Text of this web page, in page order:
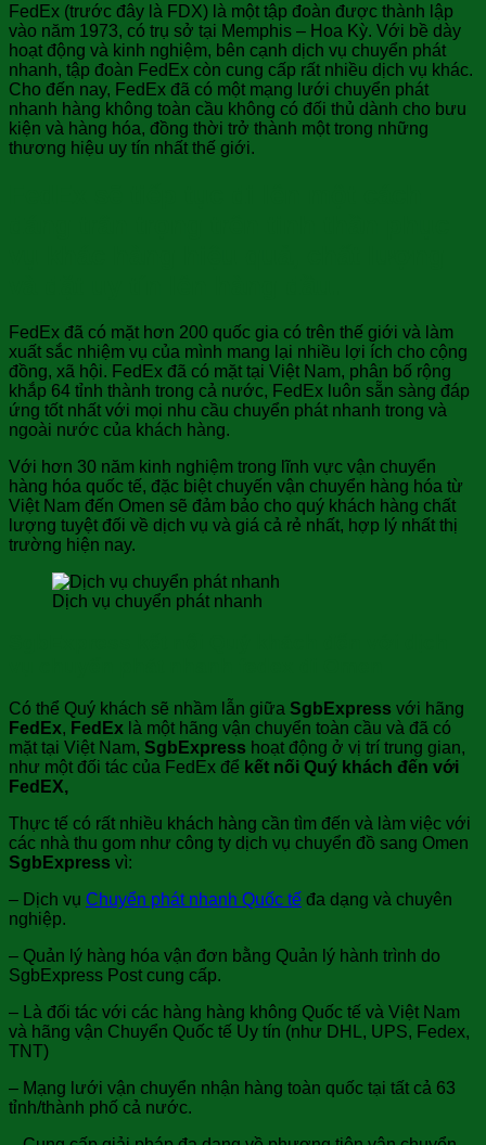
FedEx (trước đây là FDX) là một tập đoàn được thành lập
vào năm 1973, có trụ sở tại Memphis – Hoa Kỳ. Với bề dày
hoạt động và kinh nghiệm, bên cạnh dịch vụ chuyển phát
nhanh, tập đoàn FedEx còn cung cấp rất nhiều dịch vụ khác.
Cho đến nay, FedEx đã có một mạng lưới chuyển phát
nhanh hàng không toàn cầu không có đối thủ dành cho bưu
kiện và hàng hóa, đồng thời trở thành một trong những
thương hiệu uy tín nhất thế giới.
FedEx đã có mặt hơn 200 quốc gia có trên thế giới và làm
xuất sắc nhiệm vụ của mình mang lại nhiều lợi ích cho cộng
đồng, xã hội. FedEx đã có mặt tại Việt Nam, phân bố rộng
khắp 64 tỉnh thành trong cả nước, FedEx luôn sẵn sàng đáp
ứng tốt nhất với mọi nhu cầu chuyển phát nhanh trong và
ngoài nước của khách hàng.
Với hơn 30 năm kinh nghiệm trong lĩnh vực vận chuyển
hàng hóa quốc tế, đặc biệt chuyến vận chuyển hàng hóa từ
Việt Nam đến Omen sẽ đảm bảo cho quý khách hàng chất
lượng tuyệt đối về dịch vụ và giá cả rẻ nhất, hợp lý nhất thị
trường hiện nay.
Dịch vụ chuyển phát nhanh
Có thể Quý khách sẽ nhầm lẫn giữa SgbExpress với hãng
FedEx, FedEx là một hãng vận chuyển toàn cầu và đã có
mặt tại Việt Nam, SgbExpress hoạt động ở vị trí trung gian,
như một đối tác của FedEx để kết nối Quý khách đến với
FedEX,
Thực tế có rất nhiều khách hàng cần tìm đến và làm việc với
các nhà thu gom như công ty dịch vụ chuyển đồ sang Omen
SgbExpress vì:
– Dịch vụ Chuyển phát nhanh Quốc tế đa dạng và chuyên
nghiệp.
– Quản lý hàng hóa vận đơn bằng Quản lý hành trình do
SgbExpress Post cung cấp.
– Là đối tác với các hàng hàng không Quốc tế và Việt Nam
và hãng vận Chuyển Quốc tế Uy tín (như DHL, UPS, Fedex,
TNT)
– Mạng lưới vận chuyển nhận hàng toàn quốc tại tất cả 63
tỉnh/thành phố cả nước.